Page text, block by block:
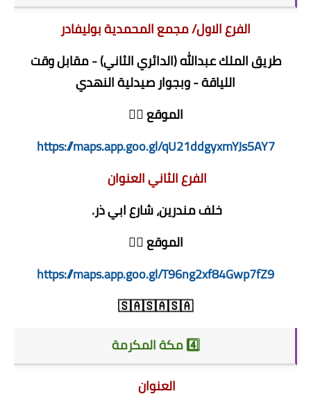
الفرع الاول/ مجمع المحمدية بوليفادر
طريق الملك عبدالله (الدائري الثاني) - مقابل وقت
اللياقة - وبجوار صيدلية النهدي
الموقع 👇🏻
https://maps.app.goo.gl/qU21ddgyxmYJs5AY7
الفرع الثاني العنوان
خلف مندرين، شارع ابي ذر.
الموقع 👇🏻
https://maps.app.goo.gl/T96ng2xf84Gwp7fZ9
🇸🇦🇸🇦🇸🇦
4️⃣ مكة المكرمة
العنوان